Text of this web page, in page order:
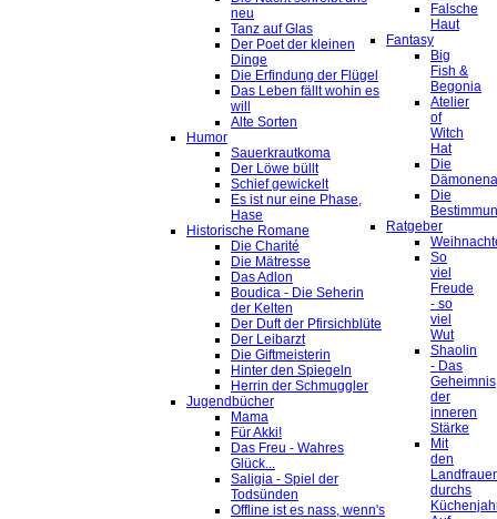
neu
Tanz auf Glas
Der Poet der kleinen
Dinge
Die Erfindung der Flügel
Das Leben fällt wohin es
will
Alte Sorten
Humor
Sauerkrautkoma
Der Löwe büllt
Schief gewickelt
Es ist nur eine Phase,
Hase
Historische Romane
Die Charité
Die Mätresse
Das Adlon
Boudica - Die Seherin
der Kelten
Der Duft der Pfirsichblüte
Der Leibarzt
Die Giftmeisterin
Hinter den Spiegeln
Herrin der Schmuggler
Jugendbücher
Mama
Für Akki!
Das Freu - Wahres
Glück...
Saligia - Spiel der
Todsünden
Offline ist es nass, wenn's
Falsche
Haut
Fantasy
Big
Fish &
Begonia
Atelier
of
Witch
Hat
Die
Die
Ratgeber
So
viel
Freude
- so
viel
Wut
Shaolin
- Das
Geheimnis
der
inneren
Stärke
Mit
den
durchs